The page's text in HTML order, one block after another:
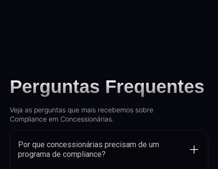
Perguntas Frequentes
Veja as perguntas que mais recebemos sobre
Compliance em Concessionárias.
Por que concessionárias precisam de um
programa de compliance?